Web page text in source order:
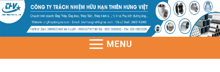
Skip
to
MENU